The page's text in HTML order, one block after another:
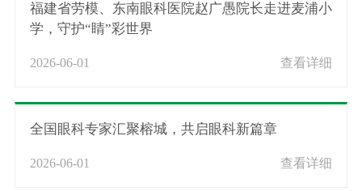
福建省劳模、东南眼科医院赵广愚院长走进麦浦小
学，守护“睛”彩世界
2026-06-01 查看详细
全国眼科专家汇聚榕城，共启眼科新篇章
2026-06-01 查看详细